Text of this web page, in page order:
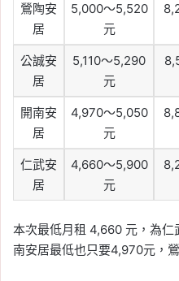
鶯陶安
居
5,000～5,520
元
公誠安
居
5,110～5,290
元
開南安
居
4,970～5,050
元
仁武安
居
4,660～5,900
元
本次最低月租 4,660 元，為
南安居最低也只要4,970元，